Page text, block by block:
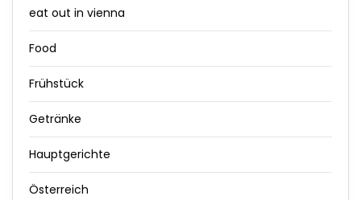
eat out in vienna
Food
Frühstück
Getränke
Hauptgerichte
Österreich